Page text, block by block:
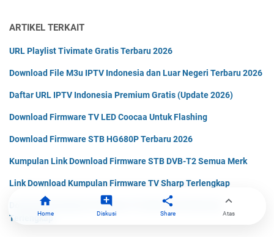
ARTIKEL TERKAIT
URL Playlist Tivimate Gratis Terbaru 2026
Download File M3u IPTV Indonesia dan Luar Negeri Terbaru 2026
Daftar URL IPTV Indonesia Premium Gratis (Update 2026)
Download Firmware TV LED Coocaa Untuk Flashing
Download Firmware STB HG680P Terbaru 2026
Kumpulan Link Download Firmware STB DVB-T2 Semua Merk
Link Download Kumpulan Firmware TV Sharp Terlengkap
Download Kumpulan Firmware TV LED & LCD Universal
Terlengkap
Home Diskusi Share Atas